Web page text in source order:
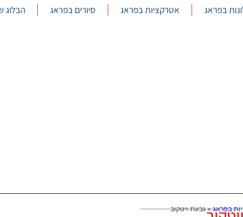
בפראג אטרקציות בפראג סיורים בפראג הבלוג
בפראג»גבעת ויטקוב